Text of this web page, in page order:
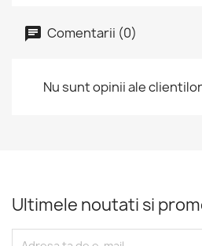
Comentarii (0)
Nu sunt opinii ale
Ultimele noutati si